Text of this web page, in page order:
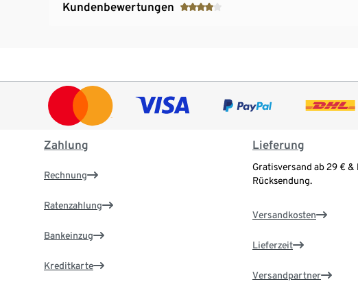
Kundenbewertungen
Zahlung
Rechnung
Ratenzahlung
Bankeinzug
Kreditkarte
Lieferung
Gratisversand ab 29 € &
Rücksendung.
Versandkosten
Lieferzeit
Versandpartner